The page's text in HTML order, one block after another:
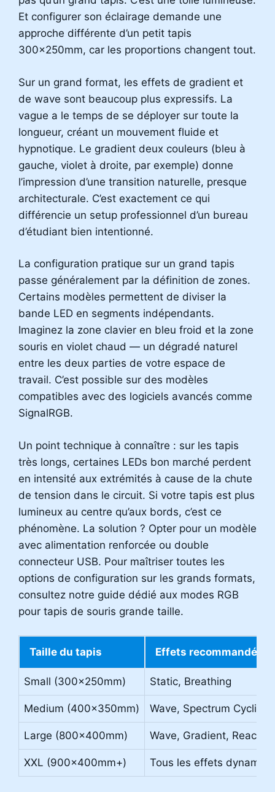
Et configurer son éclairage demande une
approche différente d’un petit tapis
300x250mm, car les proportions changent tout.
Sur un grand format, les effets de gradient et
de wave sont beaucoup plus expressifs. La
vague a le temps de se déployer sur toute la
longueur, créant un mouvement fluide et
hypnotique. Le gradient deux couleurs (bleu à
gauche, violet à droite, par exemple) donne
l’impression d’une transition naturelle, presque
architecturale. C’est exactement ce qui
différencie un setup professionnel d’un bureau
d’étudiant bien intentionné.
La configuration pratique sur un grand tapis
passe généralement par la définition de zones.
Certains modèles permettent de diviser la
bande LED en segments indépendants.
Imaginez la zone clavier en bleu froid et la zone
souris en violet chaud — un dégradé naturel
entre les deux parties de votre espace de
travail. C’est possible sur des modèles
compatibles avec des logiciels avancés comme
SignalRGB.
Un point technique à connaître : sur les tapis
très longs, certaines LEDs bon marché perdent
en intensité aux extrémités à cause de la chute
de tension dans le circuit. Si votre tapis est plus
lumineux au centre qu’aux bords, c’est ce
phénomène. La solution ? Opter pour un modèle
avec alimentation renforcée ou double
connecteur USB. Pour maîtriser toutes les
options de configuration sur les grands formats,
consultez notre guide dédié aux modes RGB
pour tapis de souris grande taille.
Taille du tapis Effets recommandés
Small (300x250mm) Static, Breathing
Medium (400x350mm) Wave, Spectrum Cycling
Large (800x400mm) Wave, Gradient, Reactive
XXL (900x400mm+) Tous les effets